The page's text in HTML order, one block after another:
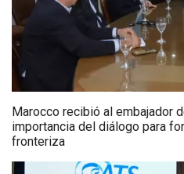
Marocco recibió al embajador
importancia del diálogo para
fronteriza